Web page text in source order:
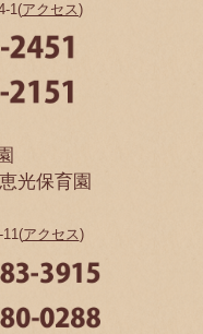
1(アクセス)
光保育園
アクセス)